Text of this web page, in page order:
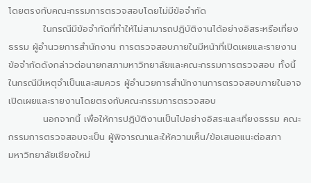
โดยตรงกับคณะกรรมการตรวจสอบโดยไม่มีข้อจำกัด
ในกรณีมีข้อจำกัดที่ทำให้ไม่สามารถปฏิบัติงานได้อย่างอิสระหรือเที่ยง
ธรรม ผู้อำนวยการสำนักงาน การตรวจสอบภายในมีหน้าที่เปิดเผยและรายงาน
ข้อจำกัดดังกล่าวต่อนายกสภามหาวิทยาลัยและคณะกรรมการตรวจสอบ ทั้งนี้
ในกรณีมีเหตุจำเป็นและสมควร ผู้อำนวยการสำนักงานการตรวจสอบภายในอาจ
เปิดเผยและรายงานโดยตรงกับคณะกรรมการตรวจสอบ
นอกจากนี้ เพื่อให้การปฏิบัติงานเป็นไปอย่างอิสระและเที่ยงธรรม คณะ
กรรมการตรวจสอบจะเป็น ผู้พิจารณาและให้ความเห็น/ข้อเสนอแนะต่อสภา
มหาวิทยาลัยเชียงใหม่